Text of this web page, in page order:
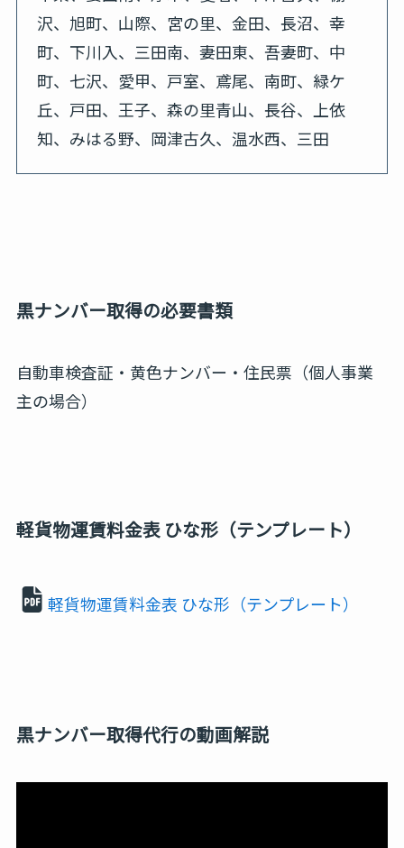
沢、旭町、山際、宮の里、金田、長沼、幸
町、下川入、三田南、妻田東、吾妻町、中
町、七沢、愛甲、戸室、鳶尾、南町、緑ケ
丘、戸田、王子、森の里青山、長谷、上依
知、みはる野、岡津古久、温水西、三田
黒ナンバー取得の必要書類
自動車検査証・黄色ナンバー・住民票（個人事業
主の場合）
軽貨物運賃料金表 ひな形（テンプレート）
軽貨物運賃料金表 ひな形（テンプレート）
黒ナンバー取得代行の動画解説